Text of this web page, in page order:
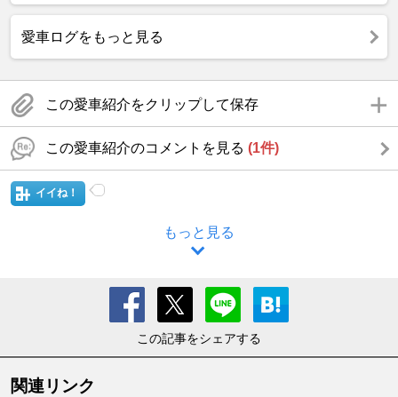
愛車ログをもっと見る
この愛車紹介をクリップして保存
この愛車紹介のコメントを見る (1件)
イイね！
もっと見る
この記事をシェアする
関連リンク